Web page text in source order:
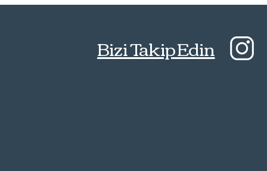
Bizi Takip Edin